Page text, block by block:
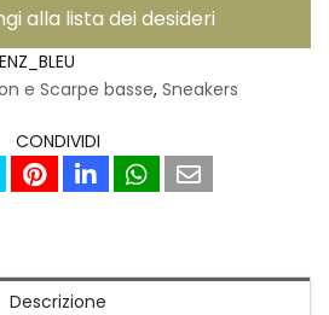
alla lista dei desideri
e Scarpe basse, Sneakers
CONDIVIDI
Descrizione